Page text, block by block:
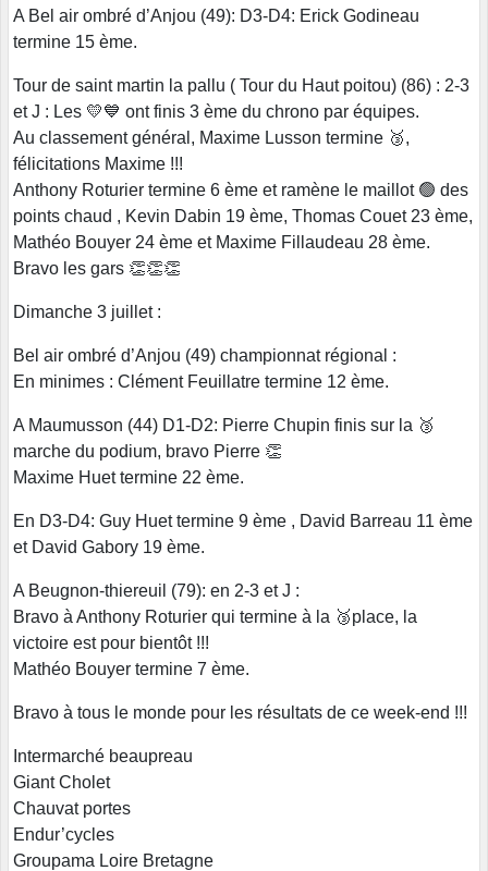
A Bel air ombré d’Anjou (49): D3-D4: Erick Godineau
termine 15 ème.
Tour de saint martin la pallu ( Tour du Haut poitou) (86) : 2-3
et J : Les 💛💙 ont finis 3 ème du chrono par équipes.
Au classement général, Maxime Lusson termine 🥉,
félicitations Maxime !!!
Anthony Roturier termine 6 ème et ramène le maillot 🟢 des
points chaud , Kevin Dabin 19 ème, Thomas Couet 23 ème,
Mathéo Bouyer 24 ème et Maxime Fillaudeau 28 ème.
Bravo les gars 👏👏👏
Dimanche 3 juillet :
Bel air ombré d’Anjou (49) championnat régional :
En minimes : Clément Feuillatre termine 12 ème.
A Maumusson (44) D1-D2: Pierre Chupin finis sur la 🥉
marche du podium, bravo Pierre 👏
Maxime Huet termine 22 ème.
En D3-D4: Guy Huet termine 9 ème , David Barreau 11 ème
et David Gabory 19 ème.
A Beugnon-thiereuil (79): en 2-3 et J :
Bravo à Anthony Roturier qui termine à la 🥉place, la
victoire est pour bientôt !!!
Mathéo Bouyer termine 7 ème.
Bravo à tous le monde pour les résultats de ce week-end !!!
Intermarché beaupreau
Giant Cholet
Chauvat portes
Endur’cycles
Groupama Loire Bretagne